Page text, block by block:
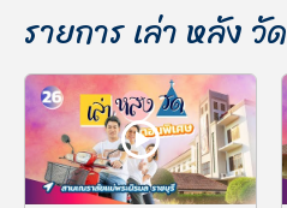
รายการ เล่า หลัง วัด